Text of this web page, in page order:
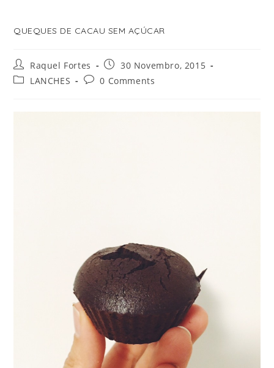
QUEQUES DE CACAU SEM AÇÚCAR
Raquel Fortes
30 Novembro, 2015
LANCHES
0 Comments